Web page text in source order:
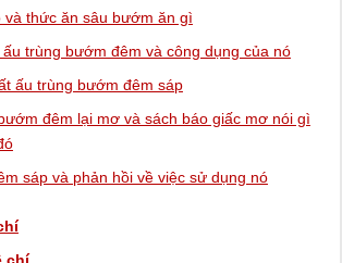
và thức ăn sâu bướm ăn gì
ấu trùng bướm đêm và công dụng của nó
ấu trùng bướm đêm sáp
đêm lại mơ và sách báo giấc mơ nói gì
sáp và phản hồi về việc sử dụng nó